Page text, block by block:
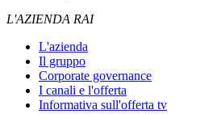
L'AZIENDA RAI
L'azienda
Il gruppo
Corporate governance
I canali e l'offerta
Informativa sull'offerta tv